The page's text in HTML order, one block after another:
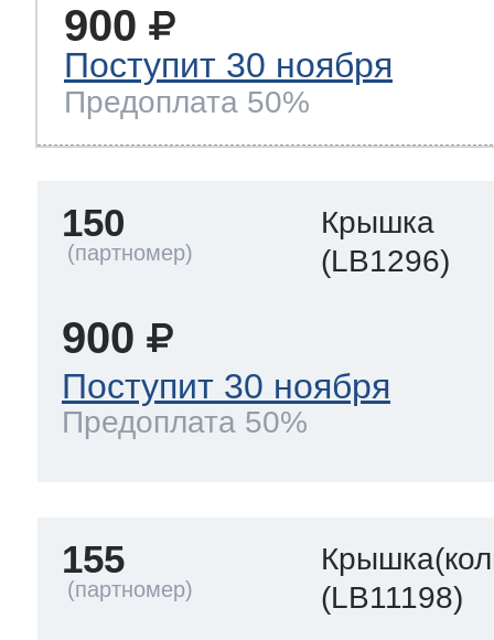
900
Поступит 30 ноября
Предоплата 50%
150
Крышка
(LB1296)
900
Поступит 30 ноября
Предоплата 50%
155
(LB11198)